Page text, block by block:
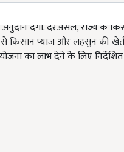
देगी. दरअसल, राज्य के
से किसान प्याज और लहसुन की
का लाभ देने के लिए